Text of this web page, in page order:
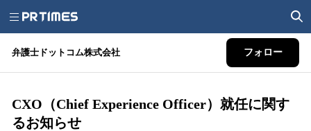
弁護士ドットコム株式会社 フォロー
CXO（Chief Experience Officer）就任に関す
るお知らせ